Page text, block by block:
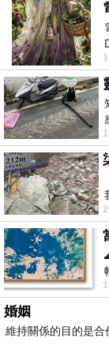
💎敬邀小額
💯首儲即送
⚡️多館返水高
⚡️天天儲值月
線上客服💁
直奔宇宙飛
2022-
全球
［真人百家
新會員首儲
每月回儲領
二存優惠再
定存回饋高
日日返水最
♪───添加客
立即註冊：
婚姻
維持關係的目的是合